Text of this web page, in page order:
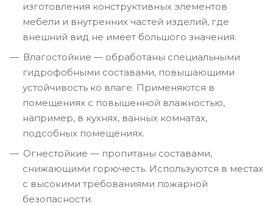
изготовления конструктивных элементов
мебели и внутренних частей изделий, где
внешний вид не имеет большого значения.
Влагостойкие — обработаны специальными
гидрофобными составами, повышающими
устойчивость ко влаге. Применяются в
помещениях с повышенной влажностью,
например, в кухнях, ванных комнатах,
подсобных помещениях.
Огнестойкие — пропитаны составами,
снижающими горючесть. Используются в местах
с высокими требованиями пожарной
безопасности.